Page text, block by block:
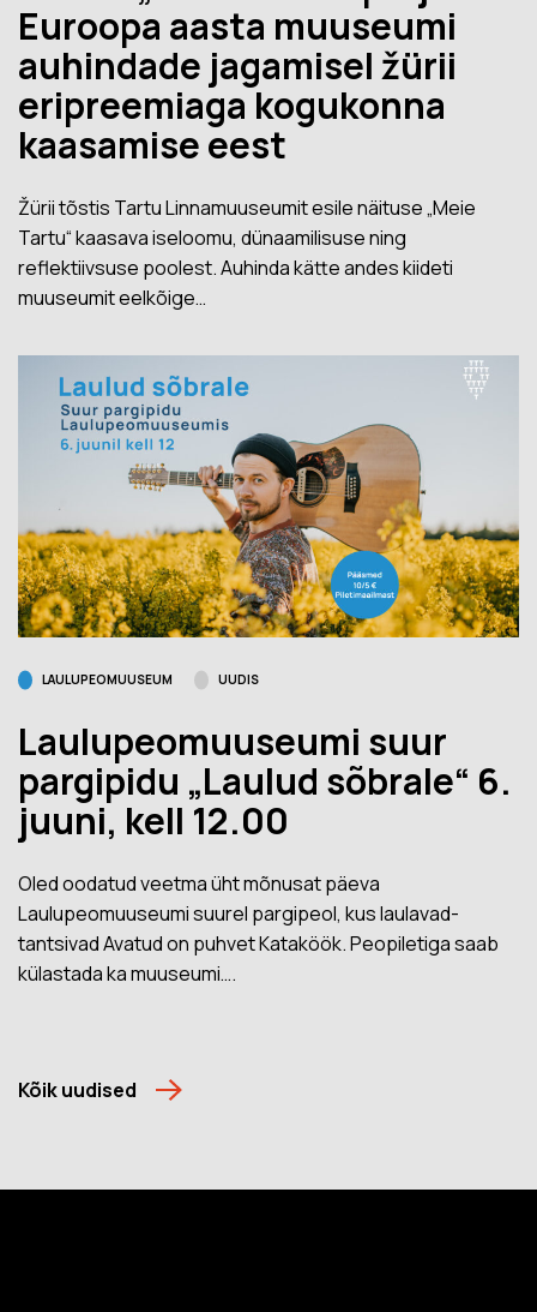
Euroopa aasta muuseumi
auhindade jagamisel žürii
eripreemiaga kogukonna
kaasamise eest
Žürii tõstis Tartu Linnamuuseumit esile näituse „Meie
Tartu“ kaasava iseloomu, dünaamilisuse ning
reflektiivsuse poolest. Auhinda kätte andes kiideti
muuseumit eelkõige…
LAULUPEOMUUSEUM UUDIS
Laulupeomuuseumi suur
pargipidu „Laulud sõbrale“ 6.
juuni, kell 12.00
Oled oodatud veetma üht mõnusat päeva
Laulupeomuuseumi suurel pargipeol, kus laulavad-
tantsivad Avatud on puhvet Kataköök. Peopiletiga saab
külastada ka muuseumi….
Kõik uudised